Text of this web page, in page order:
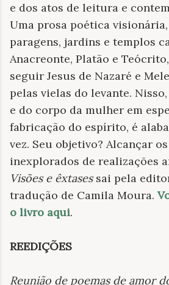
e dos atos de leitura e
Uma prosa poética
paragens, jardins e templos
Anacreonte, Platão e
seguir Jesus de Nazaré e
pelas vielas do levante.
e do corpo da mulher em
fabricação do espírito, é
vez. Seu objetivo? Alcançar
inexplorados de realizações
Visões e êxtasessai pela
tradução de Camila Moura.
o livro aqui.
REEDIÇÕES
Reunião de poemas de amor